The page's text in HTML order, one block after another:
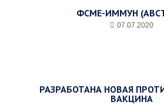
ФСМЕ-ИММУН
07.07.2020
РАЗРАБОТАНА НОВАЯ
ВАКЦИНА